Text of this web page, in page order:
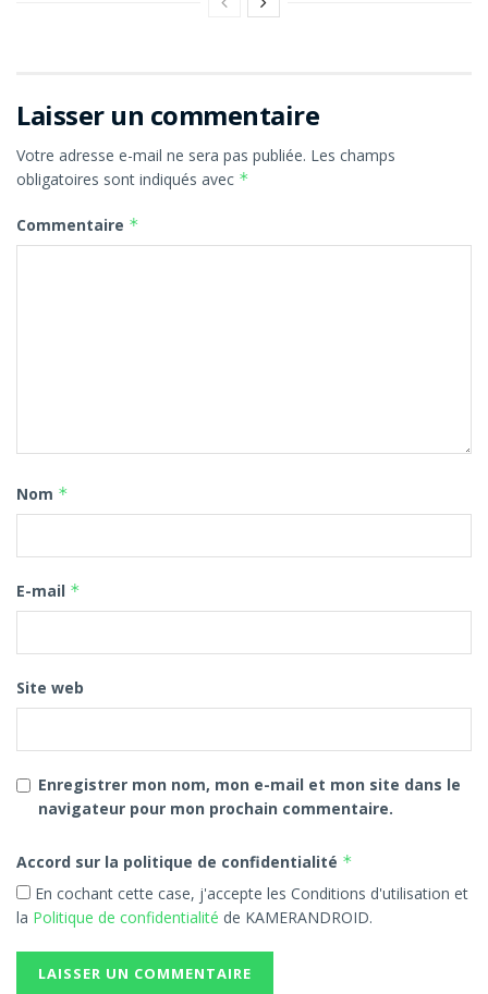
Laisser un commentaire
Votre adresse e-mail ne sera pas publiée. Les champs
obligatoires sont indiqués avec *
Commentaire *
Nom *
E-mail *
Site web
Enregistrer mon nom, mon e-mail et mon site dans le
navigateur pour mon prochain commentaire.
Accord sur la politique de confidentialité *
En cochant cette case, j'accepte les Conditions d'utilisation et
la Politique de confidentialité de KAMERANDROID.